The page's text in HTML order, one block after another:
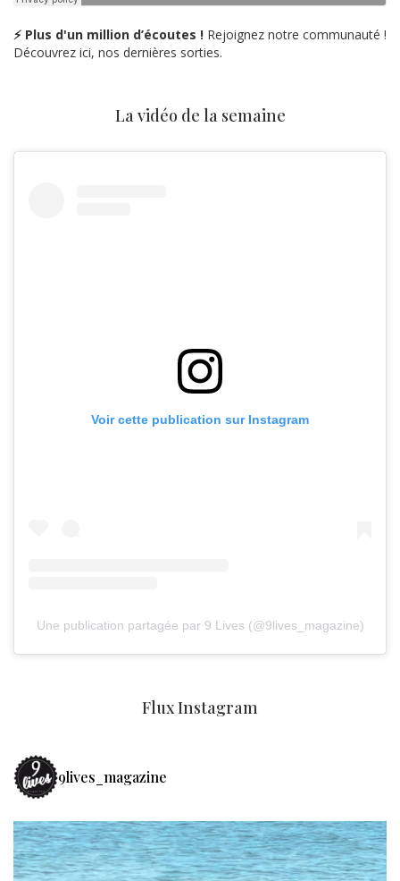
⚡ Plus d'un million d’écoutes ! Rejoignez notre communauté !
Découvrez ici, nos dernières sorties.
La vidéo de la semaine
Voir cette publication sur Instagram
Une publication partagée par 9 Lives (@9lives_magazine)
Flux Instagram
9lives_magazine